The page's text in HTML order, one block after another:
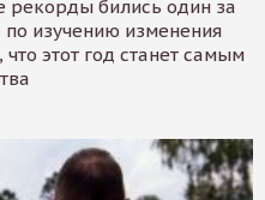
рекорды бились один за
изучению изменения
этот год станет самым